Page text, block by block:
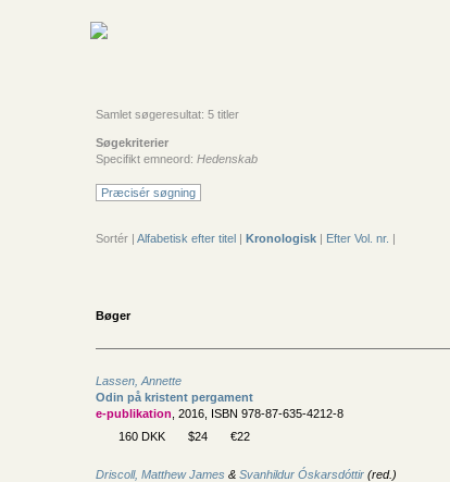
Samlet søgeresultat: 5 titler
Søgekriterier
Specifikt emneord: Hedenskab
Præcisér søgning
Sortér | Alfabetisk efter titel | Kronologisk | Efter Vol. nr. |
Bøger
Lassen, Annette
Odin på kristent pergament
e-publikation , 2016, ISBN 978-87-635-4212-8
160 DKK
$24 €22
Driscoll, Matthew James & Svanhildur Óskarsdóttir (red.)